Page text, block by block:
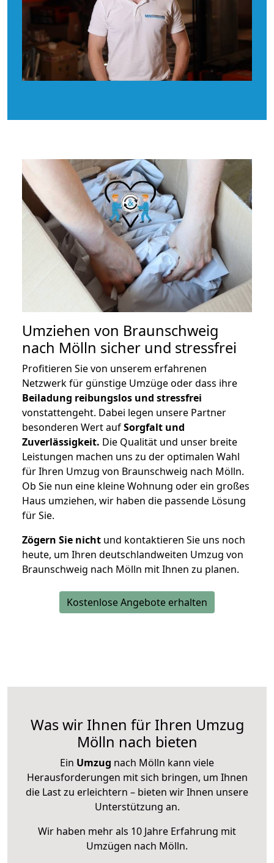
Umziehen von Braunschweig
nach Mölln sicher und stressfrei
Profitieren Sie von unserem erfahrenen
Netzwerk für günstige Umzüge oder dass ihre
Beiladung reibungslos und stressfrei
vonstattengeht. Dabei legen unsere Partner
besonderen Wert aufSorgfalt und
Zuverlässigkeit. Die Qualität und unser breite
Leistungen machen uns zu der optimalen Wahl
für Ihren Umzug von Braunschweig nach Mölln.
Ob Sie nun eine kleine Wohnung oder ein großes
Haus umziehen, wir haben die passende Lösung
für Sie.
Zögern Sie nicht und kontaktieren Sie uns noch
heute, um Ihren deutschlandweiten Umzug von
Braunschweig nach Mölln mit Ihnen zu planen.
Kostenlose Angebote erhalten
Was wir Ihnen für Ihren Umzug
Mölln nach bieten
Ein Umzug nach Mölln kann viele
Herausforderungen mit sich bringen, um Ihnen
die Last zu erleichtern – bieten wir Ihnen unsere
Unterstützung an.
Wir haben mehr als 10 Jahre Erfahrung mit
Umzügen nach Mölln.